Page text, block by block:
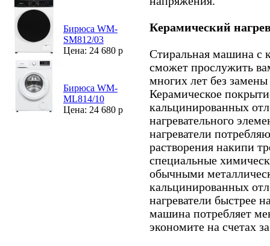
Бирюса WM-
SM812/03
Цена: 24 680 р
Бирюса WM-
ML814/10
Цена: 24 680 р
Керамический
Стиральная машина с
сможет прослужить
многих лет без замены
Керамическое
кальцинированных
нагревательного
нагреватели
растворения накипи
специальные
обычными
кальцинированных
нагреватели быстрее
машина потребляет
экономите на счетах